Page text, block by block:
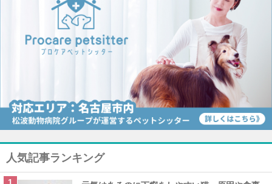
人気記事ランキング